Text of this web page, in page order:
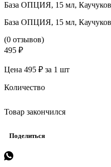
База ОПЦИЯ, 15 мл,
База ОПЦИЯ, 15 мл,
(0 отзывов)
495 ₽
Цена 495 ₽ за 1 шт
Количество
Товар закончился
Поделиться